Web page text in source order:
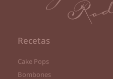
Recetas
Cake Pops
Bombones